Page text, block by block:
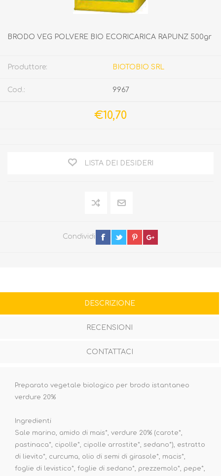
BRODO VEG POLVERE BIO ECORICARICA RAPUNZ 500gr
Produttore: BIOTOBIO SRL
Cod.: 9967
€10,70
LISTA DEI DESIDERI
Condividi
DESCRIZIONE
RECENSIONI
CONTATTACI
Preparato vegetale biologico per brodo istantaneo
verdure 20%
Ingredienti
Sale marino, amido di mais*, verdure 20% (carote*,
pastinaca*, cipolle*, cipolle arrostite*, sedano*), estratto
di lievito*, curcuma, olio di semi di girasole*, macis*,
foglie di levistico*, foglie di sedano*, prezzemolo*, pepe*,